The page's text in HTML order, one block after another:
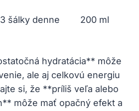
šálky denne 200 ml
hydratácia** môže
ale aj celkovú energiu
si, že **príliš veľa alebo
môže mať opačný efekt a